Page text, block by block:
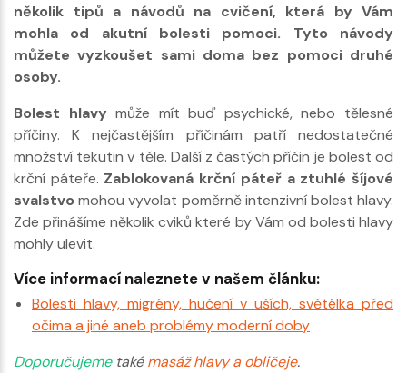
několik tipů a návodů na cvičení, která by Vám
mohla od akutní bolesti pomoci. Tyto návody
můžete vyzkoušet sami doma bez pomoci druhé
osoby.
Bolest hlavymůže mít buď psychické, nebo tělesné
příčiny. K nejčastějším příčinám patří nedostatečné
množství tekutin v těle. Další z častých příčin je bolest od
krční páteře. Zablokovaná krční páteř a ztuhlé šíjové
svalstvo mohou vyvolat poměrně intenzivní bolest hlavy.
Zde přinášíme několik cviků které by Vám od bolesti hlavy
mohly ulevit.
Více informací naleznete v našem článku:
Bolesti hlavy, migrény, hučení v uších, světélka před
očima a jiné aneb problémy moderní doby
Doporučujeme takémasáž hlavy a obličeje.